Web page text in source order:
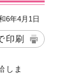
6年4月1日
印刷
しま